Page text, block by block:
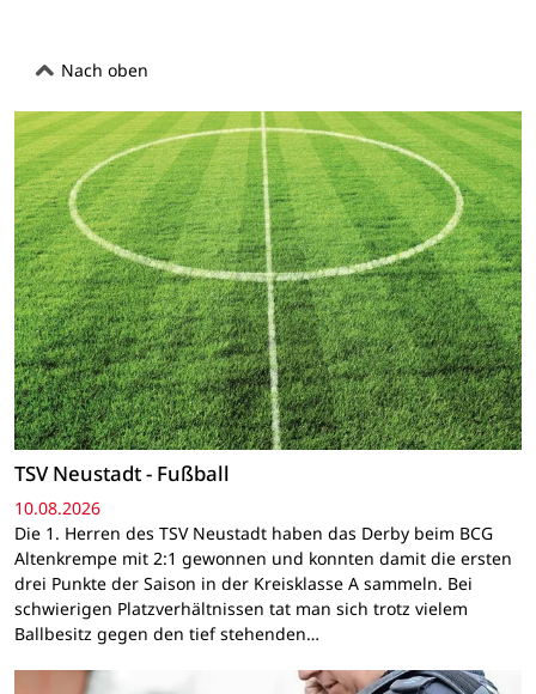
Nach oben
TSV Neustadt - Fußball
10.08.2026
Die 1. Herren des TSV Neustadt haben das Derby beim BCG
Altenkrempe mit 2:1 gewonnen und konnten damit die ersten
drei Punkte der Saison in der Kreisklasse A sammeln. Bei
schwierigen Platzverhältnissen tat man sich trotz vielem
Ballbesitz gegen den tief stehenden…